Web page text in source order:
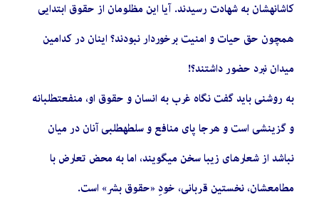
کاشانهشان به شهادت رسیدند. آیا این مظلومان از حقوق ابتدایی
همچون حق حیات و امنیت برخوردار نبودند؟ اینان در کدامین
میدان نبرد حضور داشتند؟!
به روشنی باید گفت نگاه غرب به انسان و حقوق او، منفعتطلبانه
و گزینشی است و هرجا پای منافع و سلطهطلبی آنان در میان
نباشد از شعارهای زیبا سخن میگویند، اما به محض تعارض با
مطامعشان، نخستین قربانی، خودِ «حقوق بشر» است.